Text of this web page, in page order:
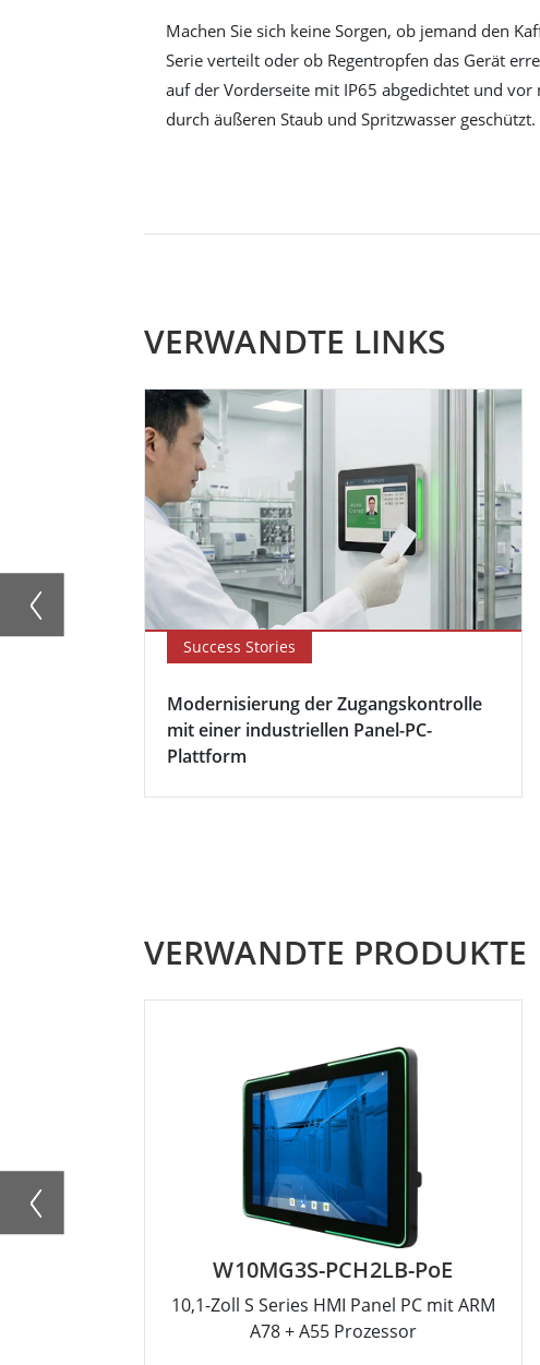
Machen Sie sich keine Sorgen, ob jemand den
Serie verteilt oder ob Regentropfen das Gerät
auf der Vorderseite mit IP65 abgedichtet und vor
durch äußeren Staub und Spritzwasser geschützt.
VERWANDTE LINKS
Success Stories
Modernisierung der Zugangskontrolle
mit einer industriellen Panel-PC-
Plattform
VERWANDTE PRODUKTE
W10MG3S-PCH2LB-PoE
10,1-Zoll S Series HMI Panel PC mit ARM
A78 + A55 Prozessor